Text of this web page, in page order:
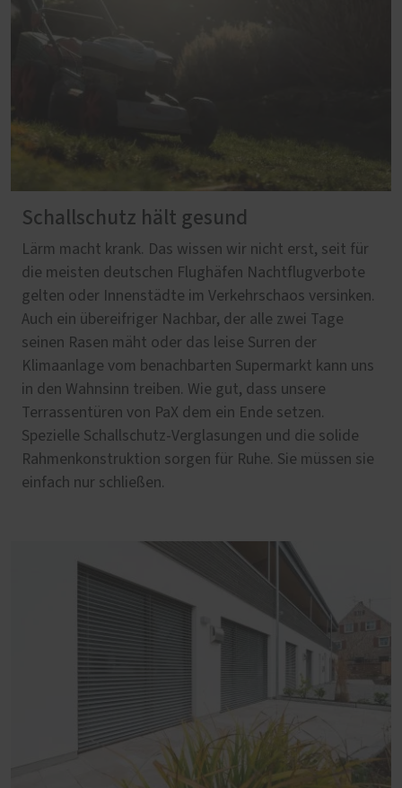
Schallschutz hält gesund
Lärm macht krank. Das wissen wir nicht erst, seit für
die meisten deutschen Flughäfen Nachtflugverbote
gelten oder Innenstädte im Verkehrschaos versinken.
Auch ein übereifriger Nachbar, der alle zwei Tage
seinen Rasen mäht oder das leise Surren der
Klimaanlage vom benachbarten Supermarkt kann uns
in den Wahnsinn treiben. Wie gut, dass unsere
Terrassentüren von PaX dem ein Ende setzen.
Spezielle Schallschutz-Verglasungen und die solide
Rahmenkonstruktion sorgen für Ruhe. Sie müssen sie
einfach nur schließen.